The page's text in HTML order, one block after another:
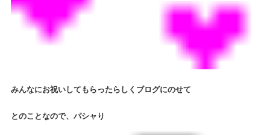
みんなにお祝いしてもらったらしくブログにのせて
とのことなので、パシャり